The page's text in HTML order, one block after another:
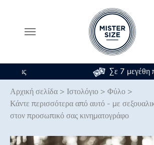
Σε 7 μεγέθη
Αρχική σελίδα > Ιστολόγιο > Φύλο >
Κάντε περισσότερα από αυτό - με
στον προσωπικό σας κινηματογράφο